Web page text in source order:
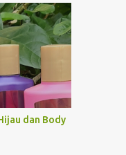
penasaran dan
kapal
karena
mungkin
film
Keris
menit
6 dibuka.
pengunjung
lampu mulai
film mulai
main. Keris
berapa
dan Body